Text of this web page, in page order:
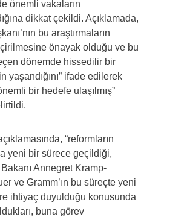
önemli vakaların
dikkat çekildi. Açıklamada,
bu araştırmaların
önayak olduğu ve bu
dönemde hissedilir bir
yaşandığını” ifade edilerek
bir hedefe ulaşılmış”
“reformların
yeni bir sürece geçildiği,
Annegret Kramp-
ve Gramm’ın bu süreçte yeni
ihtiyaç duyulduğu konusunda
buna görev